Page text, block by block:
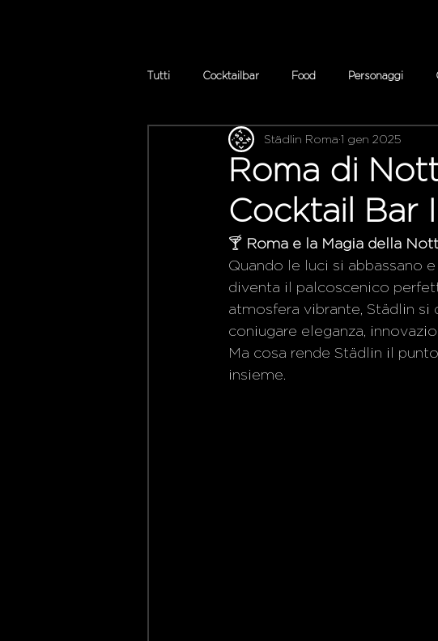
Tutti Cocktailbar Food Personaggi
Roma di
Cocktail Bar
Städlin Roma 1 gen 2025
🍸 Roma e la Magia della
Quando le luci si abbassano
diventa il palcoscenico
atmosfera vibrante, Städlin
coniugare eleganza,
Ma cosa rende Städlin il
insieme.